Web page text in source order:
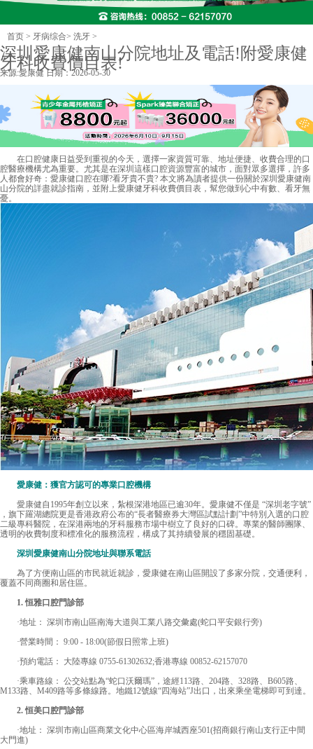
首页 > 牙病综合> 洗牙 >
深圳愛康健南山分院地址及電話!附愛康健
牙科收費價目表!
来源:愛康健 日期：2026-05-30
在口腔健康日益受到重視的今天，選擇一家資質可靠、地址便捷、收費合理的口
腔醫療機構尤為重要。尤其是在深圳這樣口腔資源豐富的城市，面對眾多選擇，許多
人都會好奇：愛康健口腔在哪?看牙貴不貴? 本文將為讀者提供一份關於深圳愛康健南
山分院的詳盡就診指南，並附上愛康健牙科收費價目表，幫您做到心中有數、看牙無
憂。
愛康健：獲官方認可的專業口腔機構
愛康健自1995年創立以來，紮根深港地區已逾30年。愛康健不僅是 “深圳老字號”
，旗下羅湖總院更是香港政府公布的“長者醫療券大灣區試點計劃”中特別入選的口腔
二級專科醫院，在深港兩地的牙科服務市場中樹立了良好的口碑。專業的醫師團隊、
透明的收費制度和標准化的服務流程，構成了其持續發展的穩固基礎。
深圳愛康健南山分院地址與聯系電話
為了方便南山區的市民就近就診，愛康健在南山區開設了多家分院，交通便利，
覆蓋不同商圈和居住區。
1. 恒雅口腔門診部
·地址： 深圳市南山區南海大道與工業八路交彙處(蛇口平安銀行旁)
·營業時間： 9:00 - 18:00(節假日照常上班)
·預約電話： 大陸專線 0755-61302632;香港專線 00852-62157070
·乘車路線： 公交站點為“蛇口沃爾瑪”，途經113路、204路、328路、B605路、
M133路、M409路等多條線路。地鐵12號線“四海站”J出口，出來乘坐電梯即可到達。
2. 恒美口腔門診部
·地址： 深圳市南山區商業文化中心區海岸城西座501(招商銀行南山支行正中間
大門進)